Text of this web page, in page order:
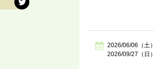
2026/06/06（土
2026/09/27（日）